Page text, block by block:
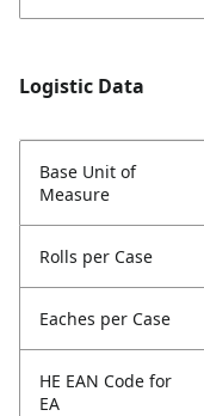
Logistic Data
Base Unit of
Measure
Rolls per Case
Eaches per Case
HE EAN Code for
EA